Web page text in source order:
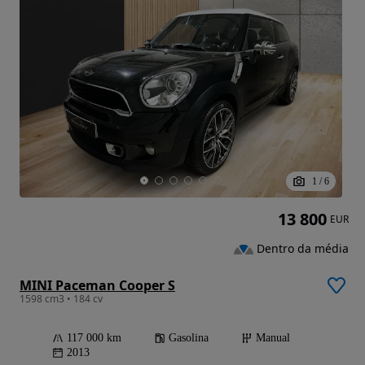
1 / 6
MINI Paceman Cooper S
1598 cm3 • 184 cv
117 000 km Gasolina
Manual
2013
13 800 EUR
Dentro da média